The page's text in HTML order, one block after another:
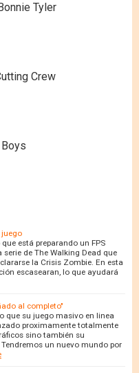
Tyler
Crew
juego
está preparando un FPS
de The Walking Dead que
la Crisis Zombie. En esta
escasearan, lo que ayudará
al completo"
que su juego masivo en linea
proximamente totalmente
sino también su
un nuevo mundo por